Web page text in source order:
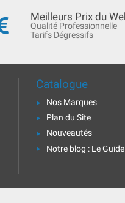
Meilleurs Prix du
Qualité Professionnelle
Tarifs Dégressifs
Catalogue
Nos Marques
Plan du Site
Nouveautés
Notre blog : Le Guide